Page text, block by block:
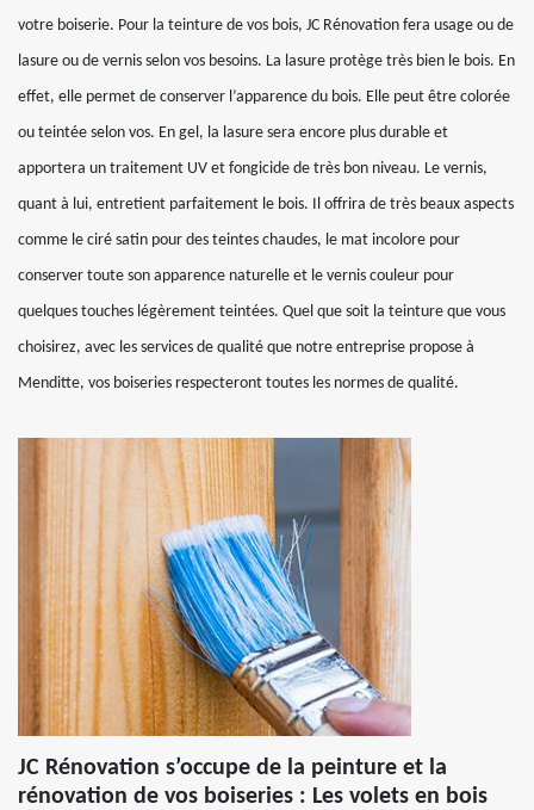
votre boiserie. Pour la teinture de vos bois, JC Rénovation fera usage ou de
lasure ou de vernis selon vos besoins. La lasure protège très bien le bois. En
effet, elle permet de conserver l’apparence du bois. Elle peut être colorée
ou teintée selon vos. En gel, la lasure sera encore plus durable et
apportera un traitement UV et fongicide de très bon niveau. Le vernis,
quant à lui, entretient parfaitement le bois. Il offrira de très beaux aspects
comme le ciré satin pour des teintes chaudes, le mat incolore pour
conserver toute son apparence naturelle et le vernis couleur pour
quelques touches légèrement teintées. Quel que soit la teinture que vous
choisirez, avec les services de qualité que notre entreprise propose à
Menditte, vos boiseries respecteront toutes les normes de qualité.
JC Rénovation s’occupe de la peinture et la
rénovation de vos boiseries : Les volets en bois